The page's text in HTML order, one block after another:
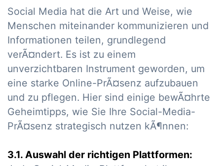
Social Media hat die Art und Weise, wie
Menschen miteinander kommunizieren und
Informationen teilen, grundlegend
verÃ¤ndert. Es ist zu einem
unverzichtbaren Instrument geworden, um
eine starke Online-PrÃ¤senz aufzubauen
und zu pflegen. Hier sind einige bewÃ¤hrte
Geheimtipps, wie Sie Ihre Social-Media-
PrÃ¤senz strategisch nutzen kÃ¶nnen:
3.1. Auswahl der richtigen Plattformen: